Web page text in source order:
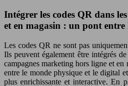
Intégrer les codes QR dans
et en magasin : un pont
Les codes QR ne sont pas
Ils peuvent également être intégrés
campagnes marketing hors ligne et
entre le monde physique et le digital
plus enrichissante et interactive. En